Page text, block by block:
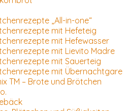
„All-in-one“
mit Hefeteig
mit Hefewasser
mit Lievito Madre
mit Sauerteig
mit Übernachtgare
TM – Brote und Brötchen